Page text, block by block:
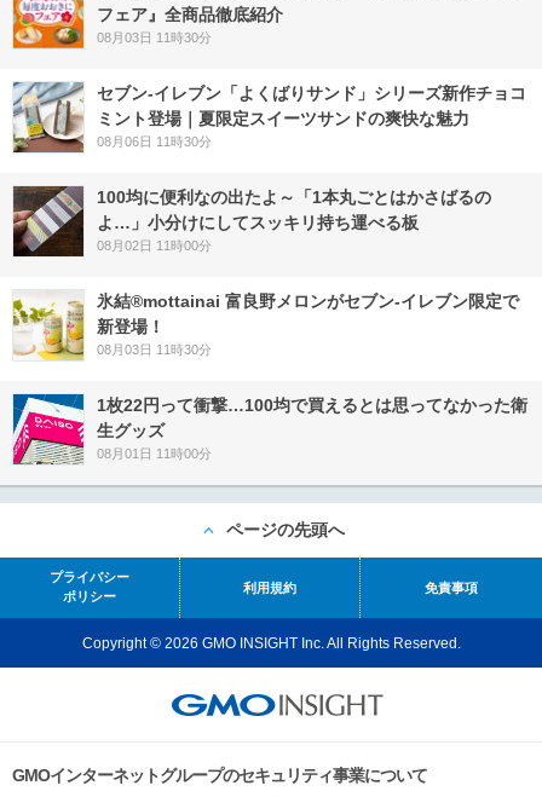
フェア』全商品徹底紹介
08月03日 11時30分
セブン‐イレブン「よくばりサンド」シリーズ新作チョコ
ミント登場｜夏限定スイーツサンドの爽快な魅力
08月06日 11時30分
100均に便利なの出たよ～「1本丸ごとはかさばるの
よ…」小分けにしてスッキリ持ち運べる板
08月02日 11時00分
氷結®mottainai 富良野メロンがセブン‐イレブン限定で
新登場！
08月03日 11時30分
1枚22円って衝撃…100均で買えるとは思ってなかった衛
生グッズ
08月01日 11時00分
ページの先頭へ
プライバシー
ポリシー
利用規約 免責事項
Copyright © 2026 GMO INSIGHT Inc. All Rights Reserved.
GMOインターネットグループのセキュリティ事業について